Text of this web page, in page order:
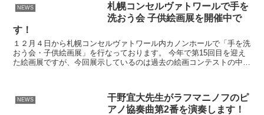
NEWS
札幌コンセルヴァトワールで手を
洗おう会 子供絵画展を開催中で
す！
１２月４日から札幌コンセルヴァトワール内カノンホールで「手を洗
おう会・子供絵画展」を行なっております。 今年で第15回目を迎え
た絵画展ですが、今回展示しているのは過去の絵画コンテストの中か
NEWS
干野宜大先生がラフマニノフのピ
アノ協奏曲第2番を演奏します！